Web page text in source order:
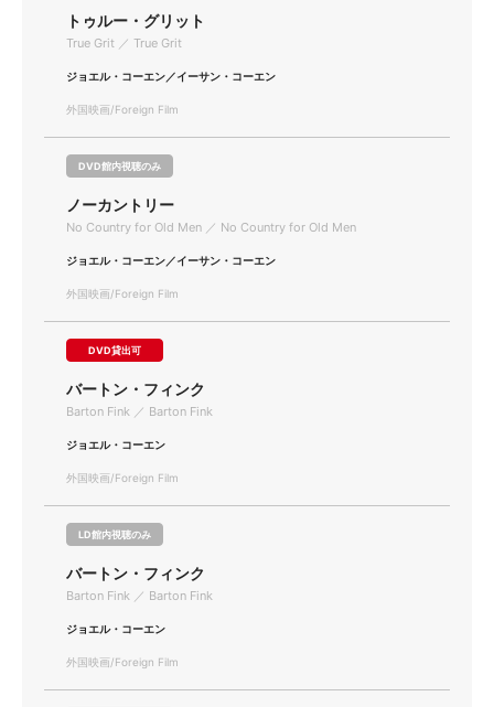
トゥルー・グリット
True Grit ／ True Grit
ジョエル・コーエン／イーサン・コーエン
外国映画/Foreign Film
DVD館内視聴のみ
ノーカントリー
No Country for Old Men ／ No Country for Old Men
ジョエル・コーエン／イーサン・コーエン
外国映画/Foreign Film
DVD貸出可
バートン・フィンク
Barton Fink ／ Barton Fink
ジョエル・コーエン
外国映画/Foreign Film
LD館内視聴のみ
バートン・フィンク
Barton Fink ／ Barton Fink
ジョエル・コーエン
外国映画/Foreign Film